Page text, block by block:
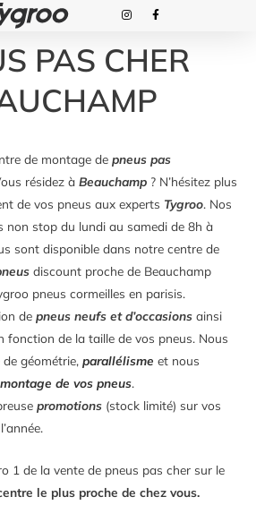
PAS CHER
de montage de pneus pas
résidez à Beauchamp ? N’hésitez plus
de vos pneus aux experts Tygroo. Nos
non stop du lundi au samedi de 8h à
sont disponible dans notre centre de
discount proche de Beauchamp
pneus cormeilles en parisis.
de pneus neufs et d’occasions ainsi
fonction de la taille de vos pneus. Nous
de géométrie, parallélisme et nous
montage de vos pneus.
promotions (stock limité) sur vos
1 de la vente de pneus pas cher sur le
le plus proche de chez vous.